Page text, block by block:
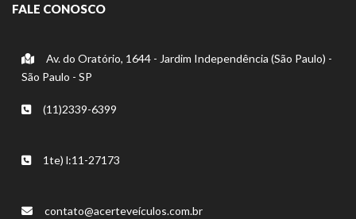
FALE CONOSCO
Av. do Oratório, 1644 - Jardim Independência (São Paulo) -
São Paulo - SP
(11)2339-6399
1te) l:11-27173
contato@acerteveículos.com.br